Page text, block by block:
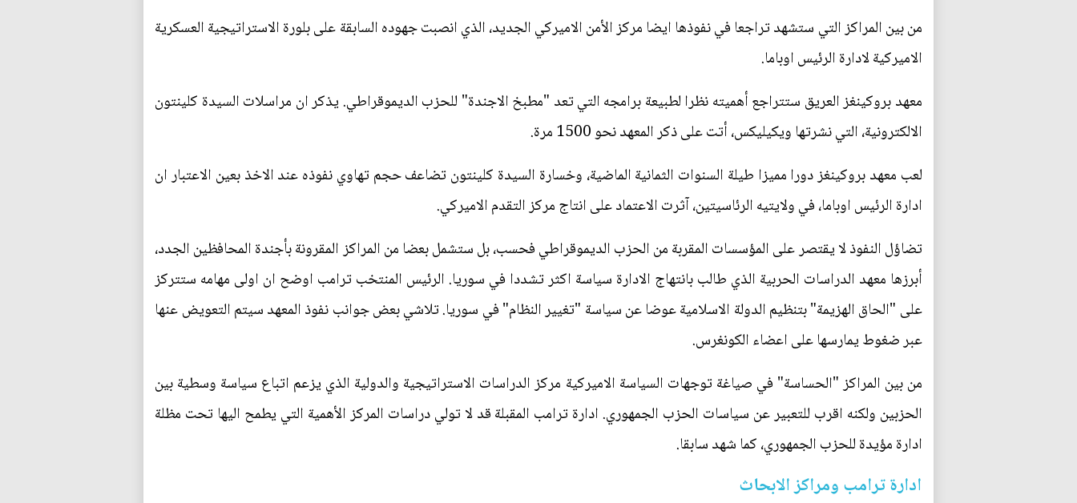
من بين المراكز التي ستشهد تراجعا في نفوذها ايضا مركز الأمن الاميركي الجديد، الذي انصبت جهوده السابقة على بلورة الاستراتيجية العسكرية
الاميركية لادارة الرئيس اوباما.
معهد بروكينغز العريق ستتراجع أهميته نظرا لطبيعة برامجه التي تعد "مطبخ الاجندة" للحزب الديموقراطي. يذكر ان مراسلات السيدة كلينتون
الالكترونية، التي نشرتها ويكيليكس، أتت على ذكر المعهد نحو 1500 مرة.
لعب معهد بروكينغز دورا مميزا طيلة السنوات الثمانية الماضية، وخسارة السيدة كلينتون تضاعف حجم تهاوي نفوذه عند الاخذ بعين الاعتبار ان
ادارة الرئيس اوباما، في ولايتيه الرئاسيتين، آثرت الاعتماد على انتاج مركز التقدم الاميركي.
تضاؤل النفوذ لا يقتصر على المؤسسات المقربة من الحزب الديموقراطي فحسب، بل ستشمل بعضا من المراكز المقرونة بأجندة المحافظين الجدد،
أبرزها معهد الدراسات الحربية الذي طالب بانتهاج الادارة سياسة اكثر تشددا في سوريا. الرئيس المنتخب ترامب اوضح ان اولى مهامه ستتركز
على "الحاق الهزيمة" بتنظيم الدولة الاسلامية عوضا عن سياسة "تغيير النظام" في سوريا. تلاشي بعض جوانب نفوذ المعهد سيتم التعويض عنها
عبر ضغوط يمارسها على اعضاء الكونغرس.
من بين المراكز "الحساسة" في صياغة توجهات السياسة الاميركية مركز الدراسات الاستراتيجية والدولية الذي يزعم اتباع سياسة وسطية بين
الحزبين ولكنه اقرب للتعبير عن سياسات الحزب الجمهوري. ادارة ترامب المقبلة قد لا تولي دراسات المركز الأهمية التي يطمح اليها تحت مظلة
ادارة مؤيدة للحزب الجمهوري، كما شهد سابقا.
ادارة ترامب ومراكز الابحاث